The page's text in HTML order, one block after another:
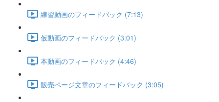
練習動画のフィードバック (7:13)
仮動画のフィードバック (3:01)
本動画のフィードバック (4:46)
販売ページ文章のフィードバック (3:05)